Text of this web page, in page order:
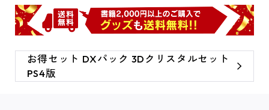
お得セット DXパック 3Dクリスタルセット
PS4版